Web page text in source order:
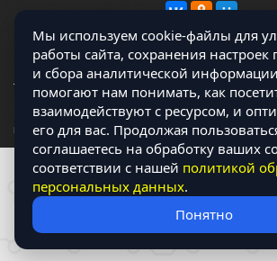
Магазин работает на OCLite Комплект-А -
компоненты © 2026
Мы используем cookie-файлы для
работы сайта, сохранения настроек
и сбора аналитической
помогают нам понимать, как
взаимодействуют с ресурсом, и
его для вас. Продолжая
соглашаетесь на обработку ваших
соответствии с нашей политикой
персональных данных.
Понятно